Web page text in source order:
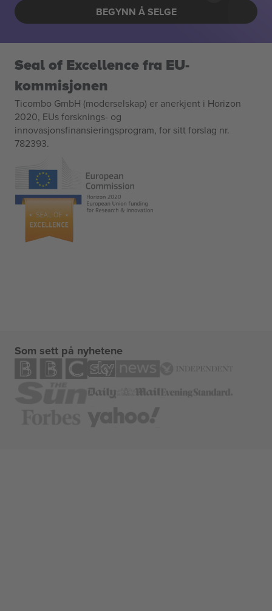
BEGYNN Å SELGE
Seal of Excellence fra EU-
kommisjonen
Ticombo GmbH (moderselskap) er anerkjent i Horizon
2020, EUs forsknings- og
innovasjonsfinansieringsprogram, for sitt forslag nr.
782393.
Som sett på nyhetene